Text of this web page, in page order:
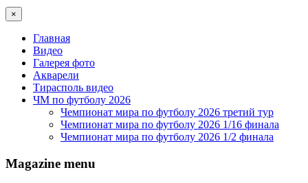
×
Главная
Видео
Галерея фото
Акварели
Тирасполь видео
ЧМ по футболу 2026
Чемпионат мира по футболу 2026 третий тур
Чемпионат мира по футболу 2026 1/16 финала
Чемпионат мира по футболу 2026 1/2 финала
Magazine menu